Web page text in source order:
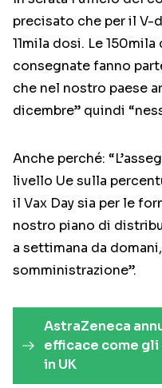
precisato che per il V-
11mila dosi. Le
consegnate fanno
che nel nostro paese
dicembre” quindi
Anche perché:
livello Ue sulla
il Vax Day sia per le
nostro piano di
a settimana da
somministrazione”.
AstraZeneca
efficace come gli
in UK